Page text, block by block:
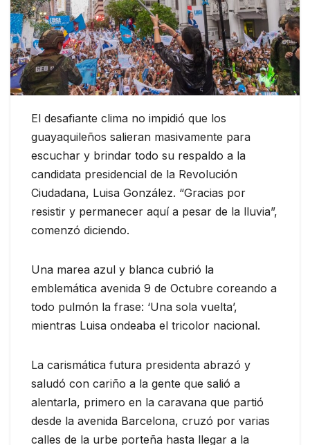
El desafiante clima no impidió que los
guayaquileños salieran masivamente para
escuchar y brindar todo su respaldo a la
candidata presidencial de la Revolución
Ciudadana, Luisa González. “Gracias por
resistir y permanecer aquí a pesar de la lluvia”,
comenzó diciendo.
Una marea azul y blanca cubrió la
emblemática avenida 9 de Octubre coreando a
todo pulmón la frase: ‘Una sola vuelta’,
mientras Luisa ondeaba el tricolor nacional.
La carismática futura presidenta abrazó y
saludó con cariño a la gente que salió a
alentarla, primero en la caravana que partió
desde la avenida Barcelona, cruzó por varias
calles de la urbe porteña hasta llegar a la